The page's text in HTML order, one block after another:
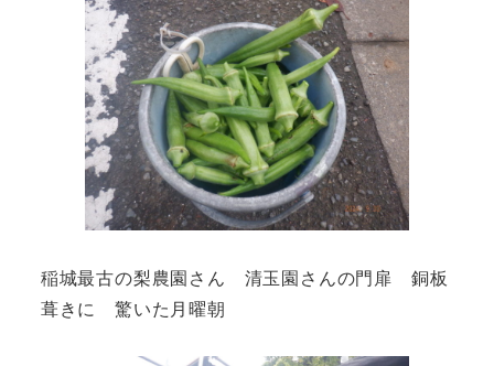
稲城最古の梨農園さん 清玉園さんの門扉 銅板
葺きに 驚いた月曜朝